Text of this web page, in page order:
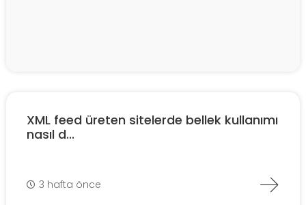
XML feed üreten sitelerde bellek kullanımı
nasıl d...
3 hafta önce